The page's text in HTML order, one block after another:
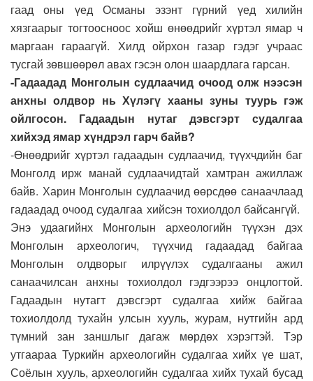
гаад оны үед Османы эзэнт гүрний үед хилийн
хязгаарыг тогтоосноос хойш өнөөдрийг хүртэл ямар ч
маргаан гараагүй. Хилд ойрхон газар гэдэг учраас
тусгай зөвшөөрөл авах гэсэн олон шаардлага гарсан.
-Гадаадад Монголын судлаачид очоод олж нээсэн
анхны олдвор нь Хүлэгү хааны зуны туурь гэж
ойлгосон. Гадаадын нутаг дэвсгэрт судалгаа
хийхэд ямар хүндрэл гарч байв?
-Өнөөдрийг хүртэл гадаадын судлаачид, түүхчдийн баг
Монголд ирж манай судлаачидтай хамтран ажиллаж
байв. Харин Монголын судлаачид өөрсдөө санаачлаад
гадаадад очоод судалгаа хийсэн тохиолдол байсангүй.
Энэ удаагийнх Монголын археологийн түүхэн дэх
Монголын археологич, түүхчид гадаадад байгаа
Монголын олдворыг илрүүлэх судалгааны ажил
санаачилсан анхны тохиолдол гэдгээрээ онцлогтой.
Гадаадын нутагт дэвсгэрт судалгаа хийж байгаа
тохиолдолд тухайн улсын хууль, журам, нутгийн ард
түмний зан заншлыг дагаж мөрдөх хэрэгтэй. Тэр
утгаараа Туркийн археологийн судалгаа хийх үе шат,
Соёлын хууль, археологийн судалгаа хийх тухай бусад